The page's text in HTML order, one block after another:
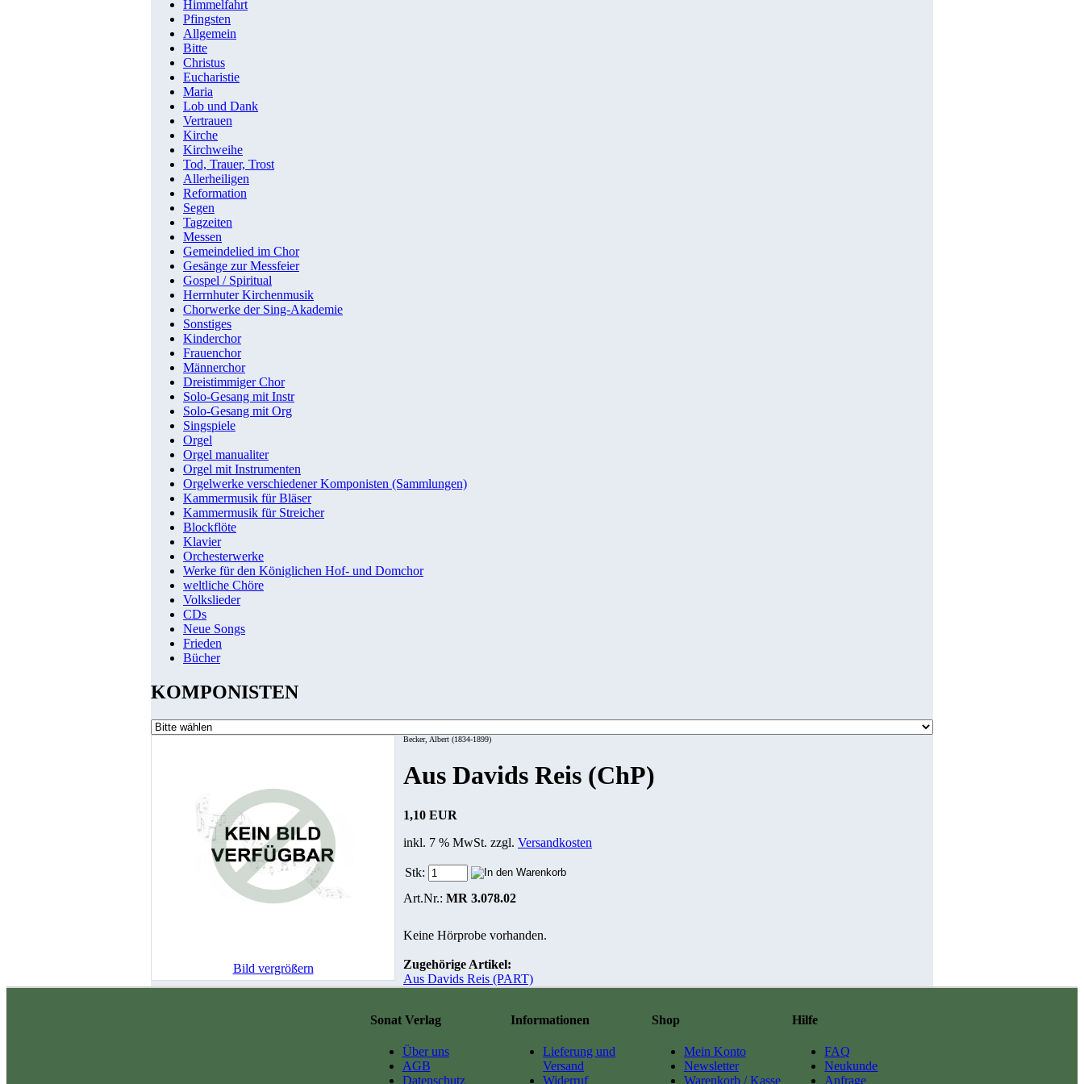
Himmelfahrt
Pfingsten
Allgemein
Bitte
Christus
Eucharistie
Maria
Lob und Dank
Vertrauen
Kirche
Kirchweihe
Tod, Trauer, Trost
Allerheiligen
Reformation
Segen
Tagzeiten
Messen
Gemeindelied im Chor
Gesänge zur Messfeier
Gospel / Spiritual
Herrnhuter Kirchenmusik
Chorwerke der Sing-Akademie
Sonstiges
Kinderchor
Frauenchor
Männerchor
Dreistimmiger Chor
Solo-Gesang mit Instr
Solo-Gesang mit Org
Singspiele
Orgel
Orgel manualiter
Orgel mit Instrumenten
Orgelwerke verschiedener Komponisten (Sammlungen)
Kammermusik für Bläser
Kammermusik für Streicher
Blockflöte
Klavier
Orchesterwerke
Werke für den Königlichen Hof- und Domchor
weltliche Chöre
Volkslieder
CDs
Neue Songs
Frieden
Bücher
KOMPONISTEN
Bild vergrößern
Becker, Albert (1834-1899)
Aus Davids Reis (ChP)
1,10 EUR
inkl. 7 % MwSt. zzgl. Versandkosten
Stk:
Art.Nr.: MR 3.078.02
Keine Hörprobe vorhanden.
Zugehörige Artikel:
Aus Davids Reis (PART)
Hilfe
FAQ
Neukunde
Anfrage
Shop
Mein Konto
Newsletter
Warenkorb / Kasse
Informationen
Lieferung und
Versand
Widerruf
Sonat Verlag
Über uns
AGB
Datenschutz